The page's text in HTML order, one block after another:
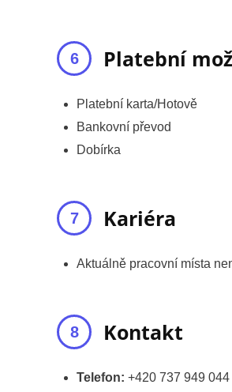
Platební
Platební karta/Hotově
Bankovní převod
Dobírka
Kariéra
Aktuálně pracovní místa
Kontakt
Telefon: +420 737 949